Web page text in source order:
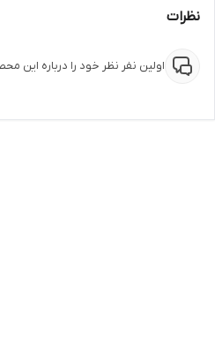
نظرات
اولین نفر نظر خود را درباره این